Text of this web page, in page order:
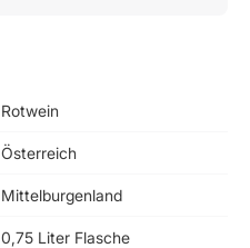
Rotwein
Österreich
Mittelburgenland
0,75 Liter Flasche